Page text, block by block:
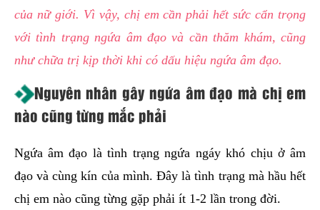
của nữ giới. Vì vậy, chị em cần phải hết sức cẩn trọng
với tình trạng ngứa âm đạo và cần thăm khám, cũng
như chữa trị kịp thời khi có dấu hiệu ngứa âm đạo.
Nguyên nhân gây ngứa âm đạo mà chị em
nào cũng từng mắc phải
Ngứa âm đạo là tình trạng ngứa ngáy khó chịu ở âm
đạo và cùng kín của mình. Đây là tình trạng mà hầu hết
chị em nào cũng từng gặp phải ít 1-2 lần trong đời.